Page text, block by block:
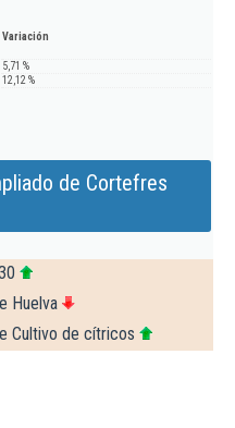
Variación
5,71 %
12,12 %
de Cortefres
Huelva
Cultivo de cítricos